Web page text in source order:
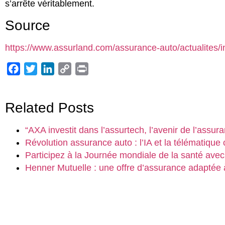
s’arrête véritablement.
Source
https://www.assurland.com/assurance-auto/
Facebook
TwitterLinkedIn
Copy
Related Posts
“AXA investit dans l’assurtech, l’avenir de
Révolution assurance auto : l’IA et la
Participez à la Journée mondiale de la santé avec
Henner Mutuelle : une offre d’assurance adaptée